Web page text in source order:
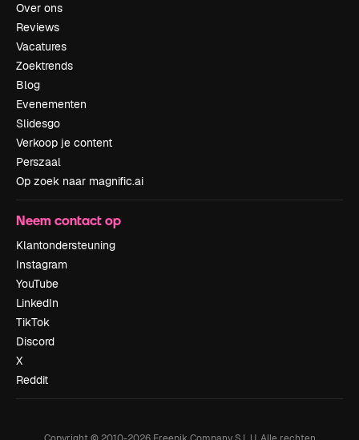
Over ons
Reviews
Vacatures
Zoektrends
Blog
Evenementen
Slidesgo
Verkoop je content
Perszaal
Op zoek naar magnific.ai
Neem contact op
Klantondersteuning
Instagram
YouTube
LinkedIn
TikTok
Discord
X
Reddit